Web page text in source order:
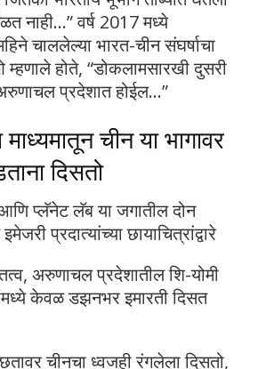
नाही…” वर्ष 2017 मध्ये
चाललेल्या भारत-चीन संघर्षाचा
म्हणाले होते, “डोकलामसारखी दुसरी
प्रदेशात होईल…”
माध्यमातून चीन या भागावर
दिसतो
प्लॅनेट लॅब या जगातील दोन
प्रदात्यांच्या छायाचित्रांद्वारे
अरुणाचल प्रदेशातील शि-योमी
केवळ डझनभर इमारती दिसत
चीनचा ध्वजही रंगलेला दिसतो,